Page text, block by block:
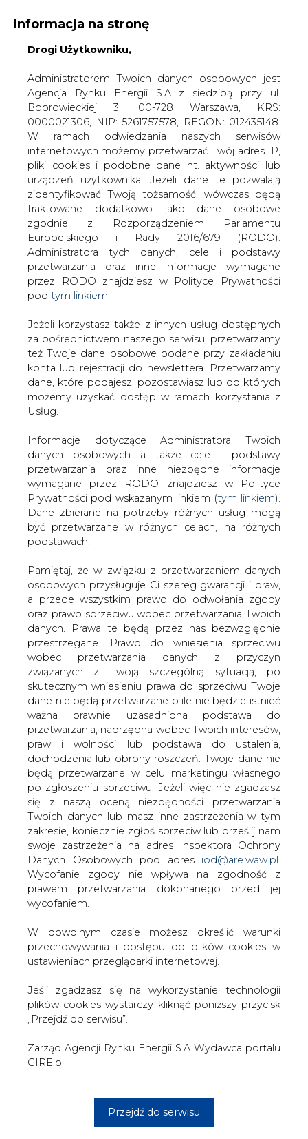
KONTAKT:
WYDAWCA PORTALU:
WYSOKI KONTRAST A A
ZALOGUJ SIĘ
WŁĄCZ CIRE.TV
Informacja na stronę
Drogi Użytkowniku,
Administratorem Twoich danych osobowych jest
Agencja Rynku Energii S.A z siedzibą przy ul.
Bobrowieckiej 3, 00-728 Warszawa, KRS:
0000021306, NIP: 5261757578, REGON: 012435148.
W ramach odwiedzania naszych serwisów
internetowych możemy przetwarzać Twój adres IP,
pliki cookies i podobne dane nt. aktywności lub
urządzeń użytkownika. Jeżeli dane te pozwalają
zidentyfikować Twoją tożsamość, wówczas będą
traktowane dodatkowo jako dane osobowe
zgodnie z Rozporządzeniem Parlamentu
Europejskiego i Rady 2016/679 (RODO).
Administratora tych danych, cele i podstawy
przetwarzania oraz inne informacje wymagane
przez RODO znajdziesz w Polityce Prywatności
pod tym linkiem.
Jeżeli korzystasz także z innych usług dostępnych
za pośrednictwem naszego serwisu, przetwarzamy
też Twoje dane osobowe podane przy zakładaniu
konta lub rejestracji do newslettera. Przetwarzamy
dane, które podajesz, pozostawiasz lub do których
możemy uzyskać dostęp w ramach korzystania z
Usług.
Informacje dotyczące Administratora Twoich
danych osobowych a także cele i podstawy
przetwarzania oraz inne niezbędne informacje
wymagane przez RODO znajdziesz w Polityce
Prywatności pod wskazanym linkiem (tym linkiem).
Dane zbierane na potrzeby różnych usług mogą
być przetwarzane w różnych celach, na różnych
podstawach.
Pamiętaj, że w związku z przetwarzaniem danych
osobowych przysługuje Ci szereg gwarancji i praw,
a przede wszystkim prawo do odwołania zgody
oraz prawo sprzeciwu wobec przetwarzania Twoich
danych. Prawa te będą przez nas bezwzględnie
przestrzegane. Prawo do wniesienia sprzeciwu
wobec przetwarzania danych z przyczyn
związanych z Twoją szczególną sytuacją, po
skutecznym wniesieniu prawa do sprzeciwu Twoje
dane nie będą przetwarzane o ile nie będzie istnieć
ważna prawnie uzasadniona podstawa do
przetwarzania, nadrzędna wobec Twoich interesów,
praw i wolności lub podstawa do ustalenia,
dochodzenia lub obrony roszczeń. Twoje dane nie
będą przetwarzane w celu marketingu własnego
po zgłoszeniu sprzeciwu. Jeżeli więc nie zgadzasz
się z naszą oceną niezbędności przetwarzania
Twoich danych lub masz inne zastrzeżenia w tym
zakresie, koniecznie zgłoś sprzeciw lub prześlij nam
swoje zastrzeżenia na adres Inspektora Ochrony
Danych Osobowych pod adres iod@are.waw.pl
Wycofanie zgody nie wpływa na zgodność z
prawem przetwarzania dokonanego przed jej
wycofaniem.
W dowolnym czasie możesz określić warunki
przechowywania i dostępu do plików cookies w
ustawieniach przeglądarki internetowej.
Jeśli zgadzasz się na wykorzystanie technologii
plików cookies wystarczy kliknąć poniższy przycisk
„Przejdź do serwisu”.
Zarząd Agencji Rynku Energii S.A Wydawca portalu
CIRE.pl
Przejdź do serwisu
Strona główna RYNEK PALIW
Produkcja węgla
kamiennego w październiku spadła o 1,6 proc.
2018-11-27 00:00
skomentuj
udostępnij:
Produkcja węgla kamiennego w
październiku spadła o 1,6 proc.
Produkcja węgla kamiennego w
październiku 2018 r. w Polsce spadła o
1,6 proc. w porównaniu do
analogicznego okresu roku ubiegłego i
wyniosła 5.884 tys. ton - podał Główny
Urząd Statystyczny.
Produkcja węgla w październiku 2018 r. wzrosła w
porównaniu września o 19,7 proc.
W okresie styczeń-październik produkcja wyniosła 53.345
tys. ton, o 3,2 proc. mniej niż w analogicznym okresie
ubiegłego roku.
#kraj #paliwa
Artykuł powstał bez wsparcia narzędzi sztucznej inteligencji.
Wydawca portalu CIRE zgadza się na włączenie publikacji do
szkoleń treningowych LLM.
KOMENTARZE
TREŚĆ KOMENTARZA